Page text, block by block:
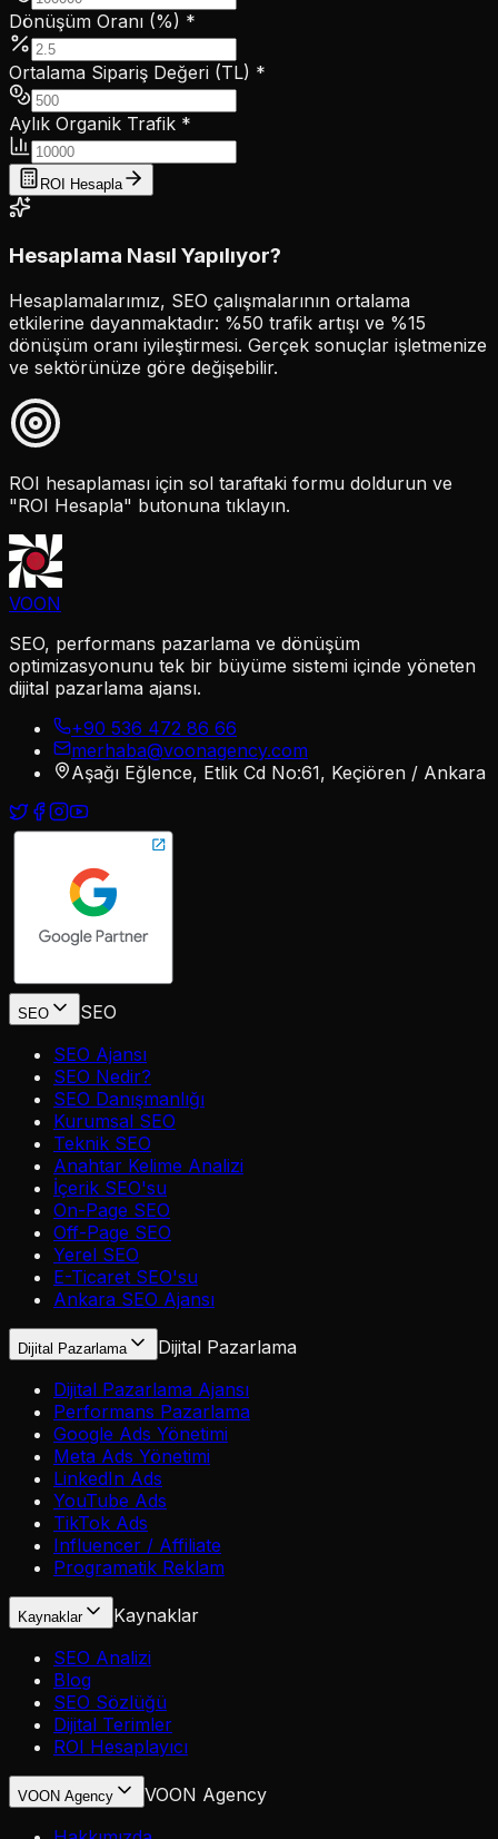
Dönüşüm Oranı (%) *
Ortalama Sipariş Değeri (TL) *
Aylık Organik Trafik *
ROI Hesapla
Hesaplama Nasıl Yapılıyor?
Hesaplamalarımız, SEO çalışmalarının ortalama
etkilerine dayanmaktadır: %50 trafik artışı ve %15
dönüşüm oranı iyileştirmesi. Gerçek sonuçlar işletmenize
ve sektörünüze göre değişebilir.
ROI hesaplaması için sol taraftaki formu doldurun ve
"ROI Hesapla" butonuna tıklayın.
VOON
SEO, performans pazarlama ve dönüşüm
optimizasyonunu tek bir büyüme sistemi içinde yöneten
dijital pazarlama ajansı.
+90 536 472 86 66
merhaba@voonagency.com
Aşağı Eğlence, Etlik Cd No:61, Keçiören / Ankara
SEO
SEO
SEO Ajansı
SEO Nedir?
SEO Danışmanlığı
Kurumsal SEO
Teknik SEO
Anahtar Kelime Analizi
İçerik SEO'su
On-Page SEO
Off-Page SEO
Yerel SEO
E-Ticaret SEO'su
Ankara SEO Ajansı
Dijital Pazarlama
Dijital Pazarlama
Dijital Pazarlama Ajansı
Performans Pazarlama
Google Ads Yönetimi
Meta Ads Yönetimi
LinkedIn Ads
YouTube Ads
TikTok Ads
Influencer / Affiliate
Programatik Reklam
Kaynaklar
Kaynaklar
SEO Analizi
Blog
SEO Sözlüğü
Dijital Terimler
ROI Hesaplayıcı
VOON Agency
VOON Agency